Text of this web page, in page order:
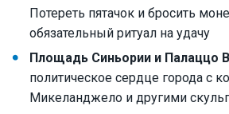
Потереть пятачок и бросить
обязательный ритуал на удачу
Площадь Синьории и Палаццо
политическое сердце города с
Микеланджело и другими